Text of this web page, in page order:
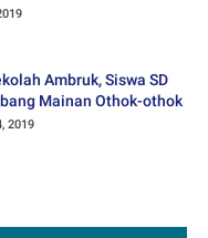
Ambruk, Siswa SD
Mainan Othok-othok
2019